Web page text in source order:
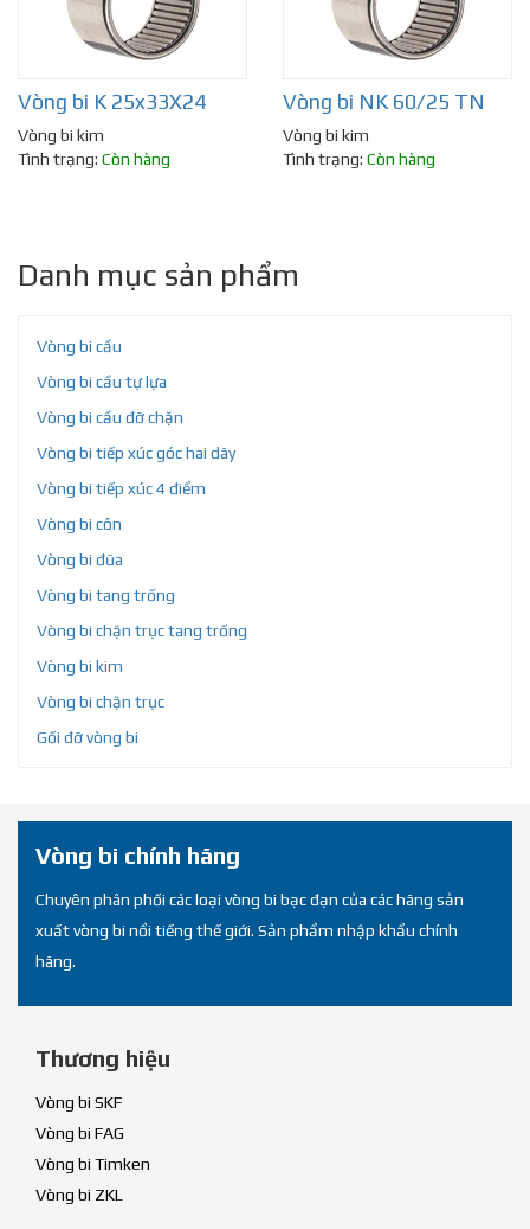
Vòng bi K 25x33X24
Vòng bi kim
Tình trạng: Còn hàng
Vòng bi NK 60/25 TN
Vòng bi kim
Tình trạng: Còn hàng
Danh mục sản phẩm
Vòng bi cầu
Vòng bi cầu tự lựa
Vòng bi cầu đỡ chặn
Vòng bi tiếp xúc góc hai dãy
Vòng bi tiếp xúc 4 điểm
Vòng bi côn
Vòng bi đũa
Vòng bi tang trống
Vòng bi chặn trục tang trống
Vòng bi kim
Vòng bi chặn trục
Gối đỡ vòng bi
Vòng bi chính hãng
Chuyên phân phối các loại vòng bi bạc đạn của các hãng sản
xuất vòng bi nổi tiếng thế giới. Sản phẩm nhập khẩu chính
hãng.
Thương hiệu
Vòng bi SKF
Vòng bi FAG
Vòng bi Timken
Vòng bi ZKL